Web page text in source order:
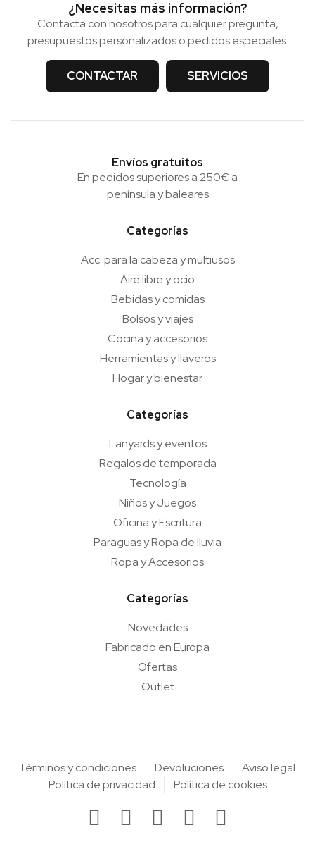
¿Necesitas más información?
Contacta con nosotros para cualquier pregunta,
presupuestos personalizados o pedidos especiales:
CONTACTAR SERVICIOS
Envíos gratuitos
En pedidos superiores a 250€ a
península y baleares
Categorías
Acc. para la cabeza y multiusos
Aire libre y ocio
Bebidas y comidas
Bolsos y viajes
Cocina y accesorios
Herramientas y llaveros
Hogar y bienestar
Categorías
Lanyards y eventos
Regalos de temporada
Tecnología
Niños y Juegos
Oficina y Escritura
Paraguas y Ropa de lluvia
Ropa y Accesorios
Categorías
Novedades
Fabricado en Europa
Ofertas
Outlet
Términos y condiciones Devoluciones
Aviso legal
Política de privacidad
Política de cookies